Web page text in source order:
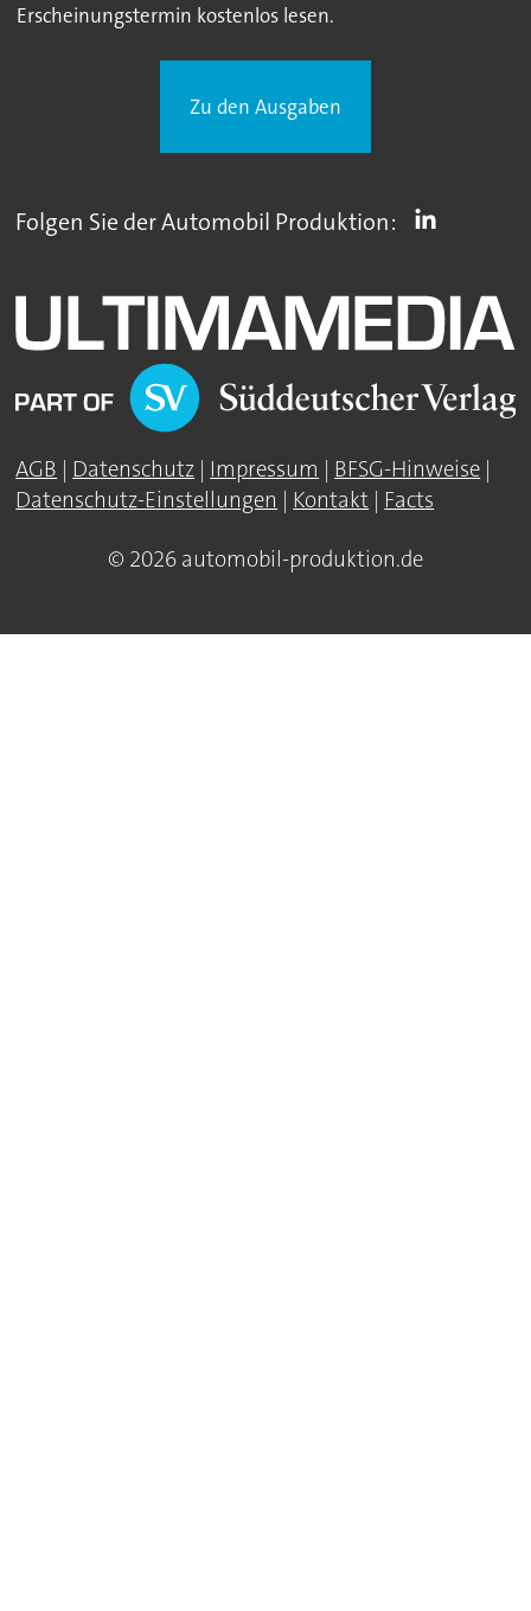
Erscheinungstermin kostenlos lesen.
Zu den Ausgaben
Folgen Sie der Automobil Produktion:
AGB | Datenschutz | Impressum | BFSG-Hinweise |
Datenschutz-Einstellungen | Kontakt | Facts
© 2026 automobil-produktion.de